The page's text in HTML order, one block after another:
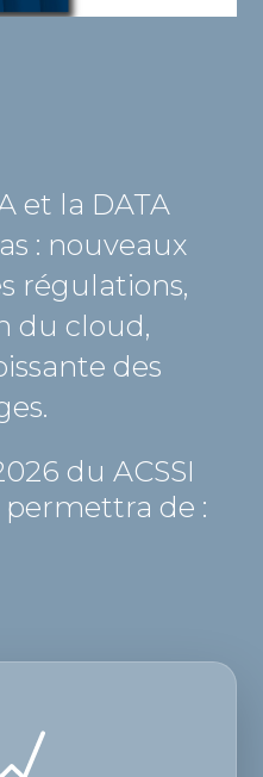
et la DATA
: nouveaux
régulations,
du cloud,
des
du ACSSI
permettra de :